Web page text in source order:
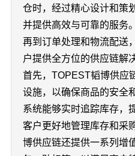
仓时，经过精心设计和策
并提供高效与可靠的服务
再到订单处理和物流配送
户提供全方位的供应链解
首先，TOPEST韬博供应
设施，以确保商品的安全
系统能够实时追踪库存，
客户更好地管理库存和采
博供应链还提供一系列增